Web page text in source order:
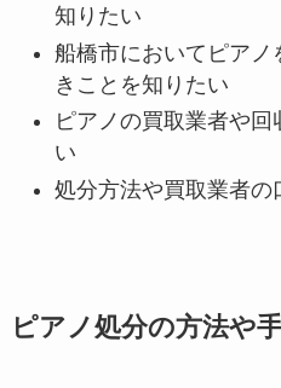
知りたい
船橋市においてピア
きことを知りたい
ピアノの買取業者や
い
処分方法や買取業者
ピアノ処分の方法や